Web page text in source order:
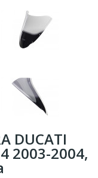
DUCATI
2003-2004,